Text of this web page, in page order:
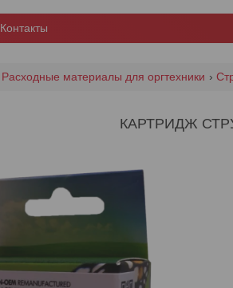
Контакты
Расходные материалы для оргтехники
КАРТРИДЖ